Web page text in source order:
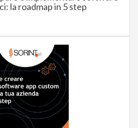
la roadmap in 5 step